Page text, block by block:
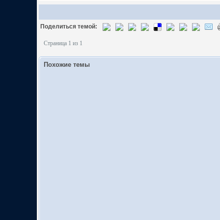
Поделиться темой:
Страница 1 из 1
Похожие темы